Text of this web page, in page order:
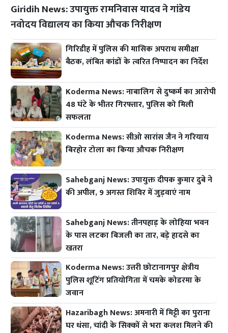
Giridih News: उपायुक्त रामनिवास यादव ने गांडेय
नवोदय विद्यालय का किया औचक निरीक्षण
गिरिडीह में पुलिस की मासिक अपराध समीक्षा
बैठक, लंबित कांडों के त्वरित निष्पादन का निर्देश
Koderma News: नाबालिग से दुष्कर्म का आरोपी
48 घंटे के भीतर गिरफ्तार, पुलिस को मिली
सफलता
Koderma News: सीओ सारांस जैन ने गरियाय
बिरहोर टोला का किया औचक निरीक्षण
Sahebganj News: उपायुक्त दीपक कुमार दुबे ने
की अपील, 9 अगस्त शिविर में जुड़वाएं नाम
Sahebganj News: तीनपहाड़ के लोहिया भवन
के पास लटका बिजली का तार, बड़े हादसे का
खतरा
Koderma News: उत्तरी छोटानागपुर क्षेत्रीय
पुलिस शूटिंग प्रतियोगिता में चमके कोडरमा के
जवान
Hazaribagh News: अमनारी में मिट्टी का पुराना
घर धंसा, चांदी के सिक्कों से भरा कलश मिलने की